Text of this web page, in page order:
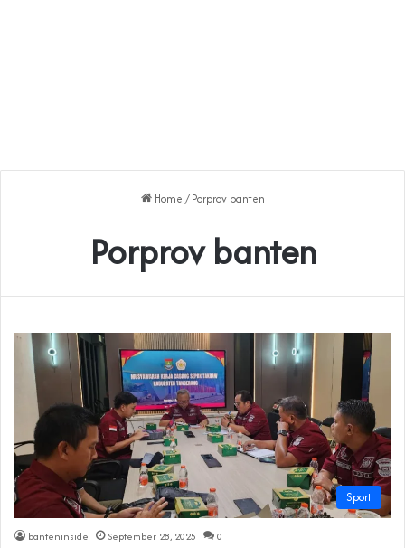
Home / Porprov banten
Porprov banten
Sport
banteninside September 28, 2025 0